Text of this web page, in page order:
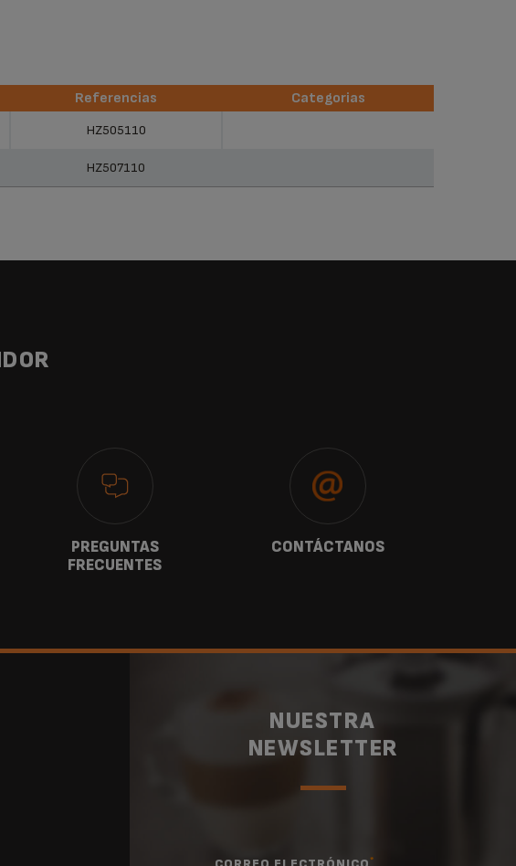
Referencias
Categorias
HZ505110
HZ507110
PREGUNTAS
FRECUENTES
CONTÁCTANOS
NUESTRA
NEWSLETTER
*